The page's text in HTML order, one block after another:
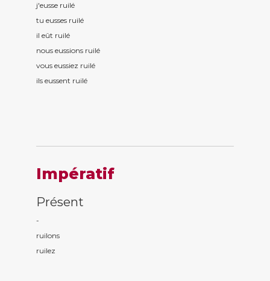
j'eusse ruilé
tu eusses ruilé
il eût ruilé
nous eussions ruilé
vous eussiez ruilé
ils eussent ruilé
Impératif
Présent
-
ruilons
ruilez